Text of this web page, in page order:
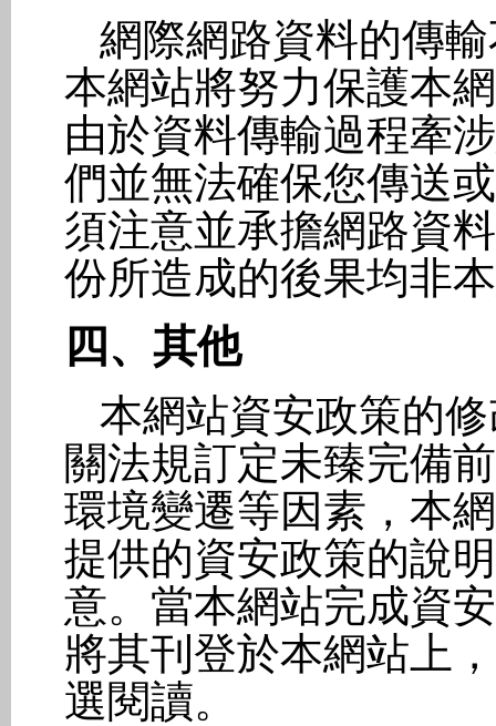
網際網路資料的傳
本網站將努力保護本
由於資料傳輸過程牽
們並無法確保您傳送
須注意並承擔網路資
份所造成的後果均非
四、其他
本網站資安政策的
關法規訂定未臻完備
環境變遷等因素，本
提供的資安政策的說
意。當本網站完成資
將其刊登於本網站上
選閱讀。